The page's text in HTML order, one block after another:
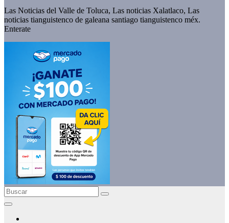
Las Noticias del Valle de Toluca, Las noticias Xalatlaco, Las
noticias tianguistenco de galeana santiago tianguistenco méx.
Enterate